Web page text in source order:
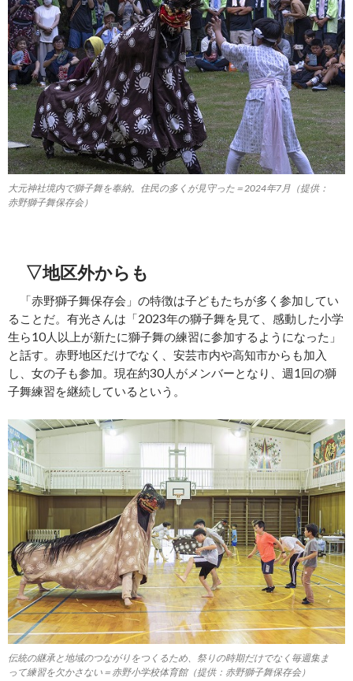
大元神社境内で獅子舞を奉納。住民の多くが見守った＝2024年7月（提供：
赤野獅子舞保存会）
▽地区外からも
「赤野獅子舞保存会」の特徴は子どもたちが多く参加してい
ることだ。有光さんは「2023年の獅子舞を見て、感動した小学
生ら10人以上が新たに獅子舞の練習に参加するようになった」
と話す。赤野地区だけでなく、安芸市内や高知市からも加入
し、女の子も参加。現在約30人がメンバーとなり、週1回の獅
子舞練習を継続しているという。
伝統の継承と地域のつながりをつくるため、祭りの時期だけでなく毎週集ま
って練習を欠かさない＝赤野小学校体育館（提供：赤野獅子舞保存会）